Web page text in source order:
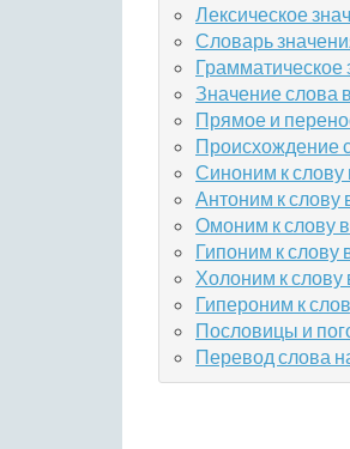
Лексическое
Словарь
Значение слова
Прямое и
Происхождение
Синоним к слову
Антоним к слову
Омоним к слову
Гипоним к слову
Холоним к слову
Гипероним к
Пословицы и
Перевод слова